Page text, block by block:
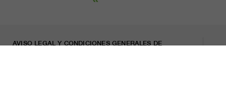
AVISO LEGAL Y CONDICIONES GENERALES DE